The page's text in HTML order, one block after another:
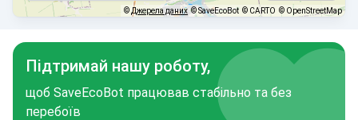
© Джерела даних © SaveEcoBot © CARTO © OpenStreetMap
Підтримай нашу роботу,
щоб SaveEcoBot працював стабільно та без
перебоїв